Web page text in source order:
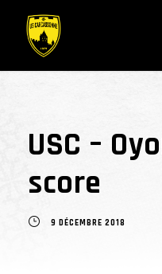
USC –
score
9 DÉCEMBRE 2018